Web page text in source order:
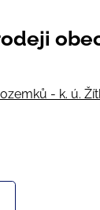
- k. ú.